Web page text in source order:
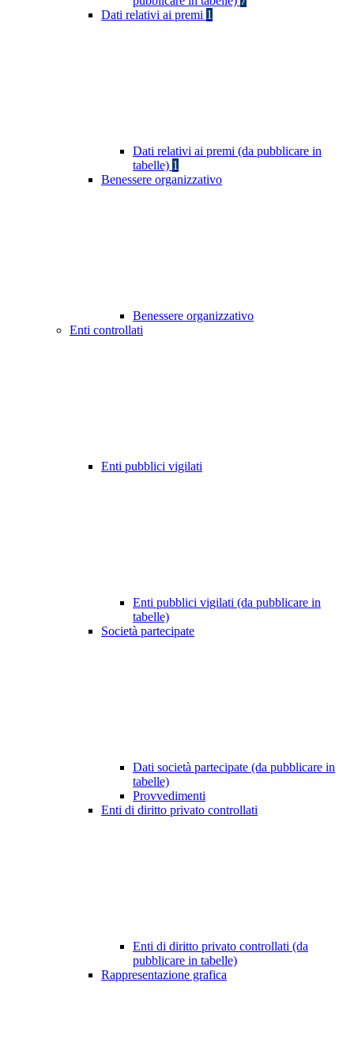
Dati relativi ai premi 1
Dati relativi ai premi (da pubblicare in
tabelle) 1
Benessere organizzativo
Benessere organizzativo
Enti controllati
Enti pubblici vigilati
Enti pubblici vigilati (da pubblicare in
tabelle)
Società partecipate
Dati società partecipate (da pubblicare in
tabelle)
Provvedimenti
Enti di diritto privato controllati
Enti di diritto privato controllati (da
pubblicare in tabelle)
Rappresentazione grafica